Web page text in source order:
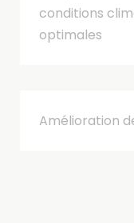
conditions
optimales
Amélioration